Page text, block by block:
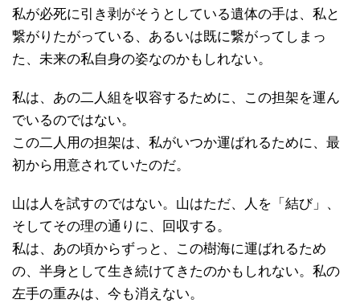
私が必死に引き剥がそうとしている遺体の手は、私と
繋がりたがっている、あるいは既に繋がってしまっ
た、未来の私自身の姿なのかもしれない。
私は、あの二人組を収容するために、この担架を運ん
でいるのではない。
この二人用の担架は、私がいつか運ばれるために、最
初から用意されていたのだ。
山は人を試すのではない。山はただ、人を「結び」、
そしてその理の通りに、回収する。
私は、あの頃からずっと、この樹海に運ばれるため
の、半身として生き続けてきたのかもしれない。私の
左手の重みは、今も消えない。